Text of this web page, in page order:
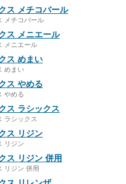
ス メチコバール
メチコバール
ス メニエール
メニエール
ス めまい
めまい
ス やめる
やめる
ス ラシックス
ラシックス
ス リジン
リジン
ス リジン 併用
リジン 併用